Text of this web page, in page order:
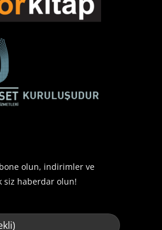
olun, indirimler ve
siz haberdar olun!